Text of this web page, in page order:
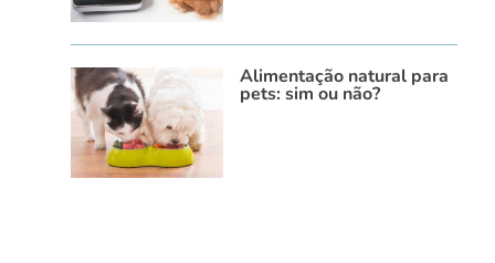
Alimentação natural para
pets: sim ou não?